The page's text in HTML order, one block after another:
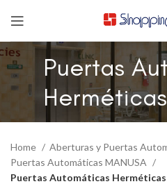
Puertas
Home
Aberturas y Puertas
Puertas Automáticas MANUSA
Puertas Automáticas Herméticas